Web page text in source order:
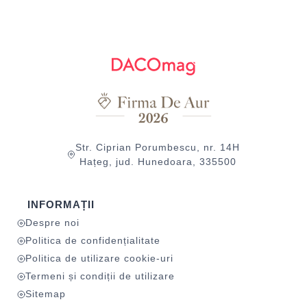
Str. Ciprian Porumbescu, nr. 14H
Hațeg, jud. Hunedoara, 335500
INFORMAȚII
Despre noi
Politica de confidențialitate
Politica de utilizare cookie-uri
Termeni și condiții de utilizare
Sitemap